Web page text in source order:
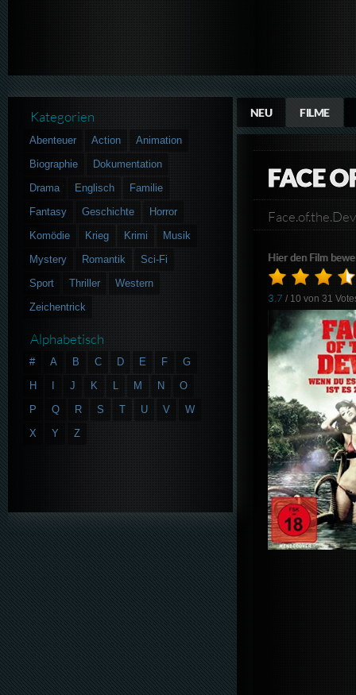
NEU FILME
FACE
Hier den Film
3.7 / 10 von31
Kategorien
Abenteuer Action
Animation
Biographie
Dokumentation
Drama
Englisch
Familie
Fantasy
Geschichte
Horror
Komödie
Krieg Krimi
Musik
Mystery
Romantik
Sci-Fi
Sport
Thriller
Western
Zeichentrick
Alphabetisch
# A B C D E F
G
H
J K L M N
O
P
Q R S T U V
W
X
Y Z